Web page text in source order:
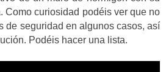
Como curiosidad podéis ver que no
de seguridad en algunos casos, así
Podéis hacer una lista.